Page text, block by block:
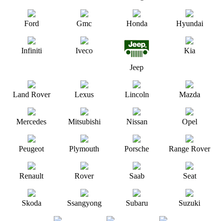
Ford Gmc Honda Hyundai
Infiniti
Iveco
Jeep
Kia
Land Rover Lexus Lincoln Mazda
Mercedes Mitsubishi Nissan Opel
Peugeot Plymouth Porsche Range Rover
Renault Rover Saab Seat
Skoda Ssangyong Subaru Suzuki